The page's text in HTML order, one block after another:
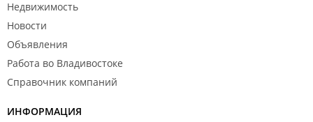
Недвижимость
Новости
Объявления
Работа во Владивостоке
Справочник компаний
ИНФОРМАЦИЯ